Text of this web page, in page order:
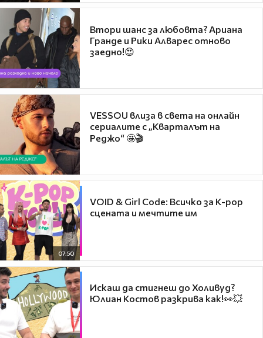
Втори шанс за любовта? Ариана
Гранде и Рики Алварес отново
заедно!😍
VESSOU влиза в света на онлайн
сериалите с „Кварталът на
Реджо“ 🤩🎬
07:50
VOID & Girl Code: Всичко за K-pop
сцената и мечтите им
Искаш да стигнеш до Холивуд?
Юлиан Костов разкрива как!👀💥